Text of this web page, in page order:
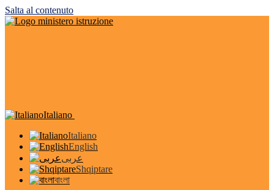
Salta al contenuto
Italiano
Italiano
English
عربى
Shqiptare
বাংলা